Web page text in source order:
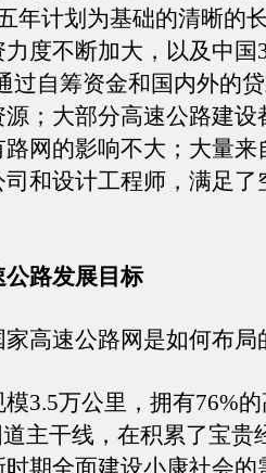
年计划为基础的清晰的
度不断加大，以及中国
过自筹资金和国内外的
；大部分高速公路建设
网的影响不大；大量来
和设计工程师，满足了
路发展目标
高速公路网是如何布局
万公里，拥有76%的
主干线，在积累了宝贵
期全面建设小康社会的